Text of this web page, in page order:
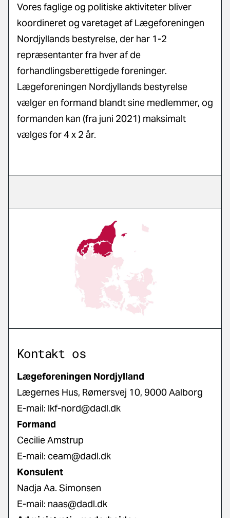
Vores faglige og politiske aktiviteter bliver
koordineret og varetaget af Lægeforeningen
Nordjyllands bestyrelse, der har 1-2
repræsentanter fra hver af de
forhandlingsberettigede foreninger.
Lægeforeningen Nordjyllands bestyrelse
vælger en formand blandt sine medlemmer, og
formanden kan (fra juni 2021) maksimalt
vælges for 4 x 2 år.
Kontakt os
Lægeforeningen Nordjylland
Lægernes Hus, Rømersvej 10, 9000 Aalborg
E-mail: lkf-nord@dadl.dk
Formand
Cecilie Amstrup
E-mail: ceam@dadl.dk
Konsulent
Nadja Aa. Simonsen
E-mail: naas@dadl.dk